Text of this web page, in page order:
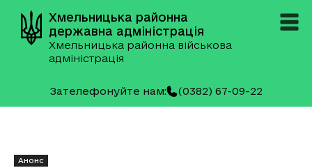
Хмельницька районна
державна адміністрація
Хмельницька районна військова
адміністрація
Зателефонуйте нам: (0382) 67-09-22
Анонс